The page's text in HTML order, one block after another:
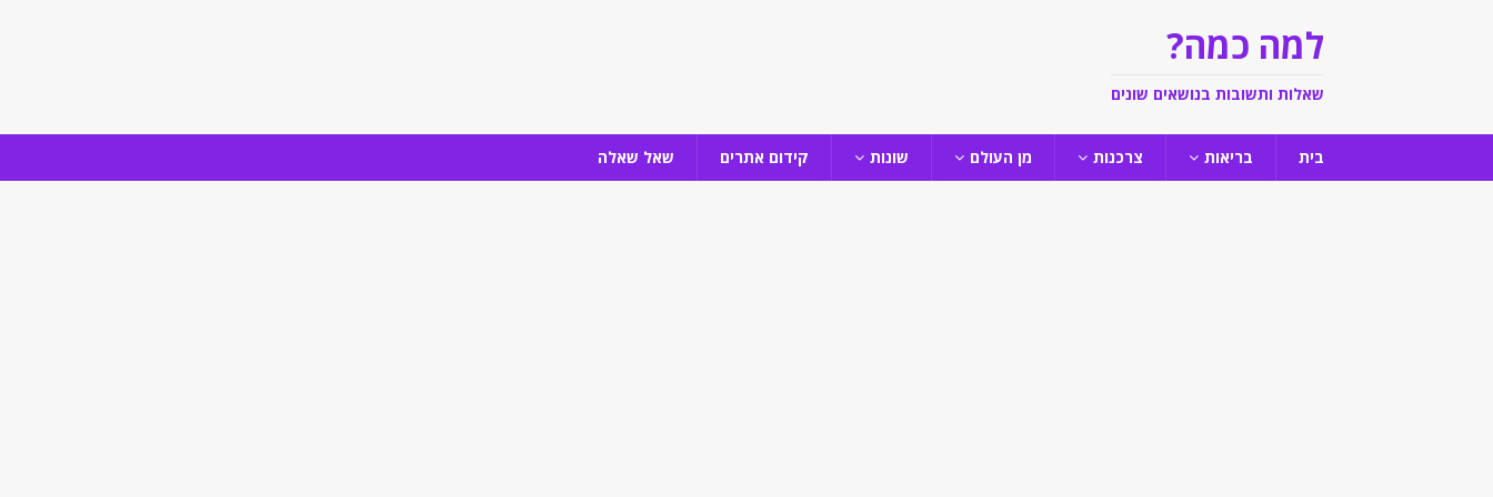
למה כמה?
שאלות ותשובות בנושאים שונים
בית בריאות צרכנות מן העולם שונות קידום אתרים שאל שאלה